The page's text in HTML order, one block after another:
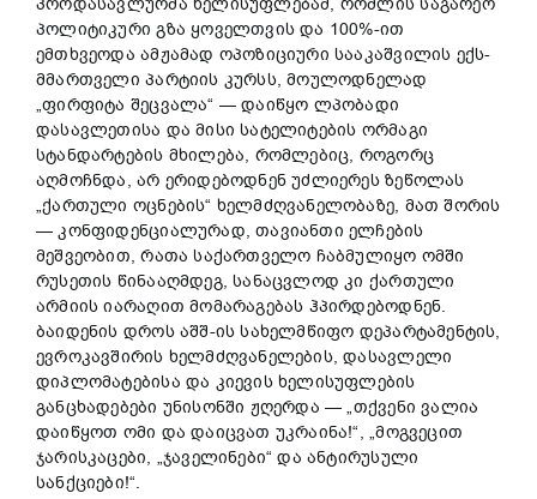
პოლიტიკური გზა ყოველთვის და 100%-ით
ემთხვეოდა ამჟამად ოპოზიციური სააკაშვილის ექს-
მმართველი პარტიის კურსს, მოულოდნელად
„ფირფიტა შეცვალა“ — დაიწყო ლპობადი
დასავლეთისა და მისი სატელიტების ორმაგი
სტანდარტების მხილება, რომლებიც, როგორც
აღმოჩნდა, არ ერიდებოდნენ უძლიერეს ზეწოლას
„ქართული ოცნების“ ხელმძღვანელობაზე, მათ შორის
— კონფიდენციალურად, თავიანთი ელჩების
მეშვეობით, რათა საქართველო ჩაბმულიყო ომში
რუსეთის წინააღმდეგ, სანაცვლოდ კი ქართული
არმიის იარაღით მომარაგებას ჰპირდებოდნენ.
ბაიდენის დროს აშშ-ის სახელმწიფო დეპარტამენტის,
ევროკავშირის ხელმძღვანელების, დასავლელი
დიპლომატებისა და კიევის ხელისუფლების
განცხადებები უნისონში ჟღერდა — „თქვენი ვალია
დაიწყოთ ომი და დაიცვათ უკრაინა!“, „მოგვეცით
ჯარისკაცები, „ჯაველინები“ და ანტირუსული
სანქციები!“.